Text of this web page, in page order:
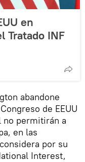
en
Tratado INF
abandone
de EEUU
no permitirán a
en las
por su
Interest,